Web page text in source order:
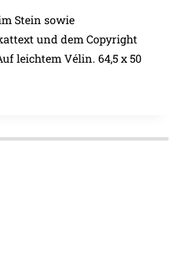
Stein sowie
und dem Copyright
leichtem Vélin. 64,5 x 50